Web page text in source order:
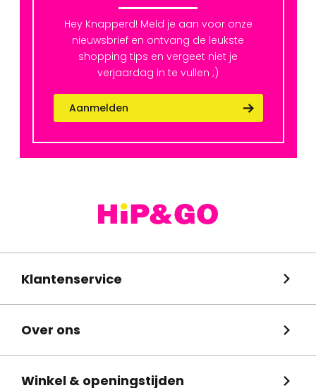
Hey Knapperd! Meld je aan voor onze
nieuwsbrief en ontvang de leukste
shopping tips en vergeet niet je
verjaardag in te vullen ;)
Aanmelden
Klantenservice
Over ons
Winkel & openingstijden